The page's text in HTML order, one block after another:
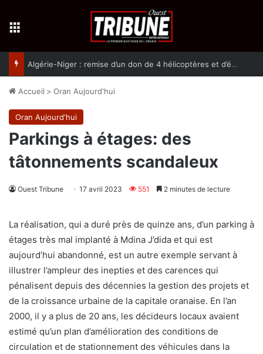
Algérie-Niger : remise d’un don de 4 hélicoptères et d’équipement militaires à l’armée nigérienne
Accueil > Oran Aujourd'hui
Oran Aujourd'hui
Parkings à étages: des
tâtonnements scandaleux
Ouest Tribune 17 avril 2023 551 2 minutes de lecture
La réalisation, qui a duré près de quinze ans, d’un parking à
étages très mal implanté à Mdina J’dida et qui est
aujourd’hui abandonné, est un autre exemple servant à
illustrer l’ampleur des inepties et des carences qui
pénalisent depuis des décennies la gestion des projets et
de la croissance urbaine de la capitale oranaise. En l’an
2000, il y a plus de 20 ans, les décideurs locaux avaient
estimé qu’un plan d’amélioration des conditions de
circulation et de stationnement des véhicules dans la